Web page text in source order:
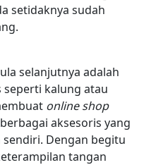
setidaknya sudah
selanjutnya adalah
seperti kalung atau
online shop
aksesoris yang
Dengan begitu
tangan